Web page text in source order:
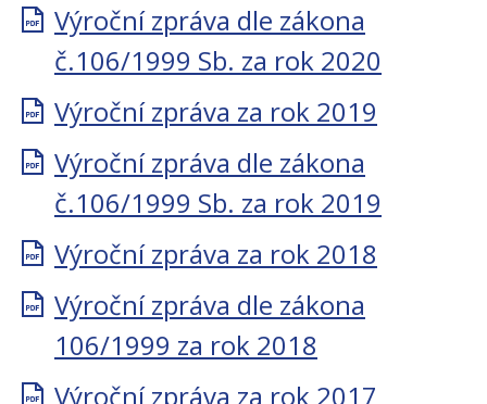
Výroční zpráva dle zákona
č.106/1999 Sb. za rok 2020
Výroční zpráva za rok 2019
Výroční zpráva dle zákona
č.106/1999 Sb. za rok 2019
Výroční zpráva za rok 2018
Výroční zpráva dle zákona
106/1999 za rok 2018
Výroční zpráva za rok 2017